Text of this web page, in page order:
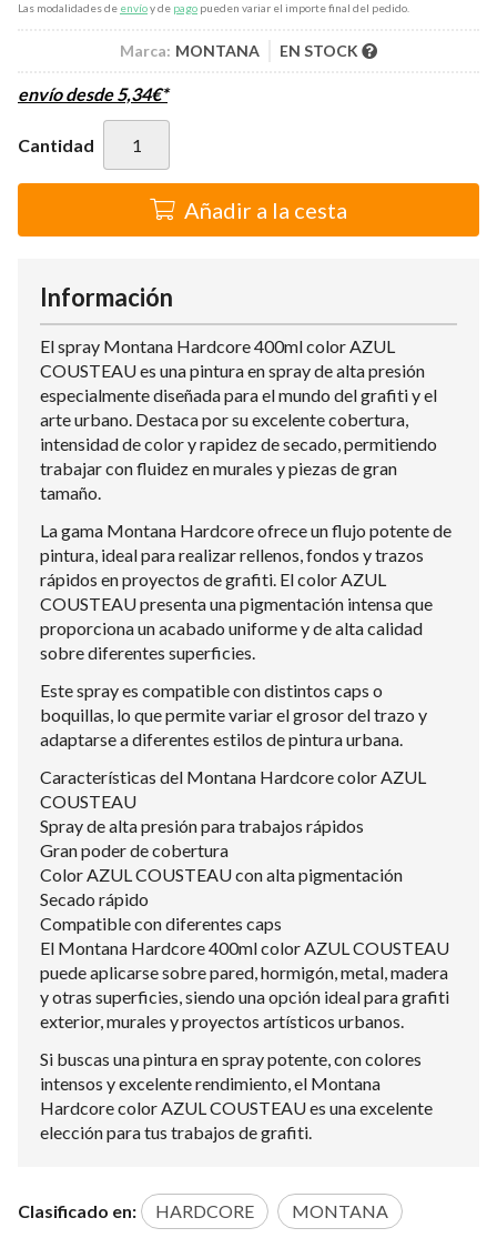
Las modalidades de envíoy de pago pueden variar el importe final del pedido.
Marca: MONTANA EN STOCK
envío desde5,34€*
Cantidad
Añadir a la cesta
Información
El spray Montana Hardcore 400ml color AZUL
COUSTEAU es una pintura en spray de alta presión
especialmente diseñada para el mundo del grafiti y el
arte urbano. Destaca por su excelente cobertura,
intensidad de color y rapidez de secado, permitiendo
trabajar con fluidez en murales y piezas de gran
tamaño.
La gama Montana Hardcore ofrece un flujo potente de
pintura, ideal para realizar rellenos, fondos y trazos
rápidos en proyectos de grafiti. El color AZUL
COUSTEAU presenta una pigmentación intensa que
proporciona un acabado uniforme y de alta calidad
sobre diferentes superficies.
Este spray es compatible con distintos caps o
boquillas, lo que permite variar el grosor del trazo y
adaptarse a diferentes estilos de pintura urbana.
Características del Montana Hardcore color AZUL
COUSTEAU
Spray de alta presión para trabajos rápidos
Gran poder de cobertura
Color AZUL COUSTEAU con alta pigmentación
Secado rápido
Compatible con diferentes caps
El Montana Hardcore 400ml color AZUL COUSTEAU
puede aplicarse sobre pared, hormigón, metal, madera
y otras superficies, siendo una opción ideal para grafiti
exterior, murales y proyectos artísticos urbanos.
Si buscas una pintura en spray potente, con colores
intensos y excelente rendimiento, el Montana
Hardcore color AZUL COUSTEAU es una excelente
elección para tus trabajos de grafiti.
Clasificado en: HARDCORE MONTANA